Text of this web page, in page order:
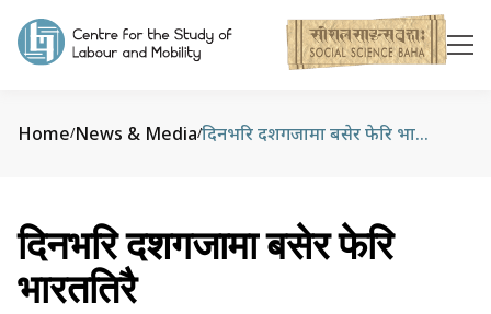
Home/News & Media/ दिनभरि दशगजामा बसेर फेरि भारततिरै
दिनभरि दशगजामा बसेर फेरि
भारततिरै